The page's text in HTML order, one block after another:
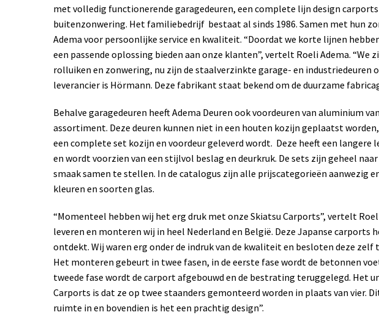
met volledig functionerende garagedeuren, een complete lijn design carports
buitenzonwering. Het familiebedrijf bestaat al sinds 1986. Samen met hun
Adema voor persoonlijke service en kwaliteit. “Doordat we korte lijnen
een passende oplossing bieden aan onze klanten”, vertelt Roeli Adema. “We
rolluiken en zonwering, nu zijn de staalverzinkte garage- en industriedeuren
leverancier is Hörmann. Deze fabrikant staat bekend om de duurzame
Behalve garagedeuren heeft Adema Deuren ook voordeuren van aluminium
assortiment. Deze deuren kunnen niet in een houten kozijn geplaatst
een complete set kozijn en voordeur geleverd wordt. Deze heeft een langere
en wordt voorzien van een stijlvol beslag en deurkruk. De sets zijn geheel
smaak samen te stellen. In de catalogus zijn alle prijscategorieën aanwezig
kleuren en soorten glas.
“Momenteel hebben wij het erg druk met onze Skiatsu Carports”, vertelt
leveren en monteren wij in heel Nederland en België. Deze Japanse carports
ontdekt. Wij waren erg onder de indruk van de kwaliteit en besloten deze zelf
Het monteren gebeurt in twee fasen, in de eerste fase wordt de betonnen
tweede fase wordt de carport afgebouwd en de bestrating teruggelegd. Het
Carports is dat ze op twee staanders gemonteerd worden in plaats van vier.
ruimte in en bovendien is het een prachtig design”.